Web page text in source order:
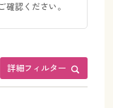
認ください。
詳細フィルター